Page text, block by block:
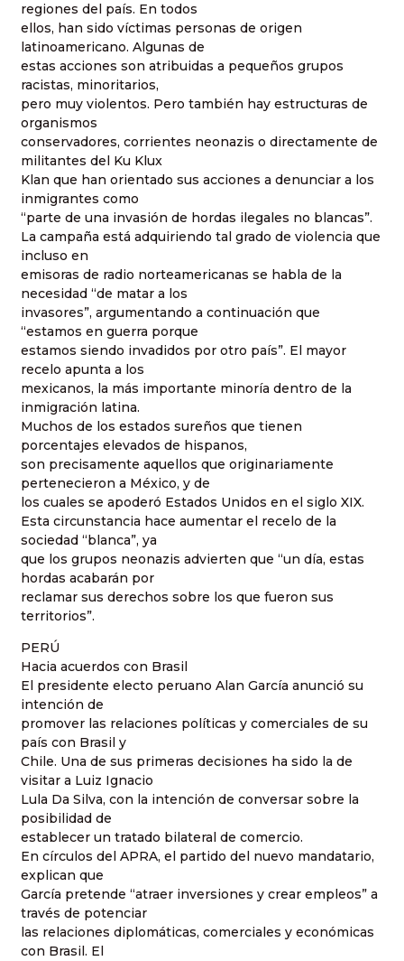
regiones del país. En todos
ellos, han sido víctimas personas de origen
latinoamericano. Algunas de
estas acciones son atribuidas a pequeños grupos
racistas, minoritarios,
pero muy violentos. Pero también hay estructuras de
organismos
conservadores, corrientes neonazis o directamente de
militantes del Ku Klux
Klan que han orientado sus acciones a denunciar a los
inmigrantes como
“parte de una invasión de hordas ilegales no blancas”.
La campaña está adquiriendo tal grado de violencia que
incluso en
emisoras de radio norteamericanas se habla de la
necesidad “de matar a los
invasores”, argumentando a continuación que
“estamos en guerra porque
estamos siendo invadidos por otro país”. El mayor
recelo apunta a los
mexicanos, la más importante minoría dentro de la
inmigración latina.
Muchos de los estados sureños que tienen
porcentajes elevados de hispanos,
son precisamente aquellos que originariamente
pertenecieron a México, y de
los cuales se apoderó Estados Unidos en el siglo XIX.
Esta circunstancia hace aumentar el recelo de la
sociedad “blanca”, ya
que los grupos neonazis advierten que “un día, estas
hordas acabarán por
reclamar sus derechos sobre los que fueron sus
territorios”.
PERÚ
Hacia acuerdos con Brasil
El presidente electo peruano Alan García anunció su
intención de
promover las relaciones políticas y comerciales de su
país con Brasil y
Chile. Una de sus primeras decisiones ha sido la de
visitar a Luiz Ignacio
Lula Da Silva, con la intención de conversar sobre la
posibilidad de
establecer un tratado bilateral de comercio.
En círculos del APRA, el partido del nuevo mandatario,
explican que
García pretende “atraer inversiones y crear empleos” a
través de potenciar
las relaciones diplomáticas, comerciales y económicas
con Brasil. El